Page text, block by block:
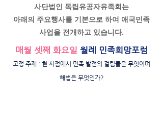
사단법인 독립유공자유족회는
아래의 주요행사를 기본으로 하여 애국민족
사업을 전개하고 있습니다.
매월 셋째 화요일 월례 민족희망포럼
고정 주제 : 현 시점에서 민족 발전의 걸림돌은 무엇이며
해법은 무엇인가?